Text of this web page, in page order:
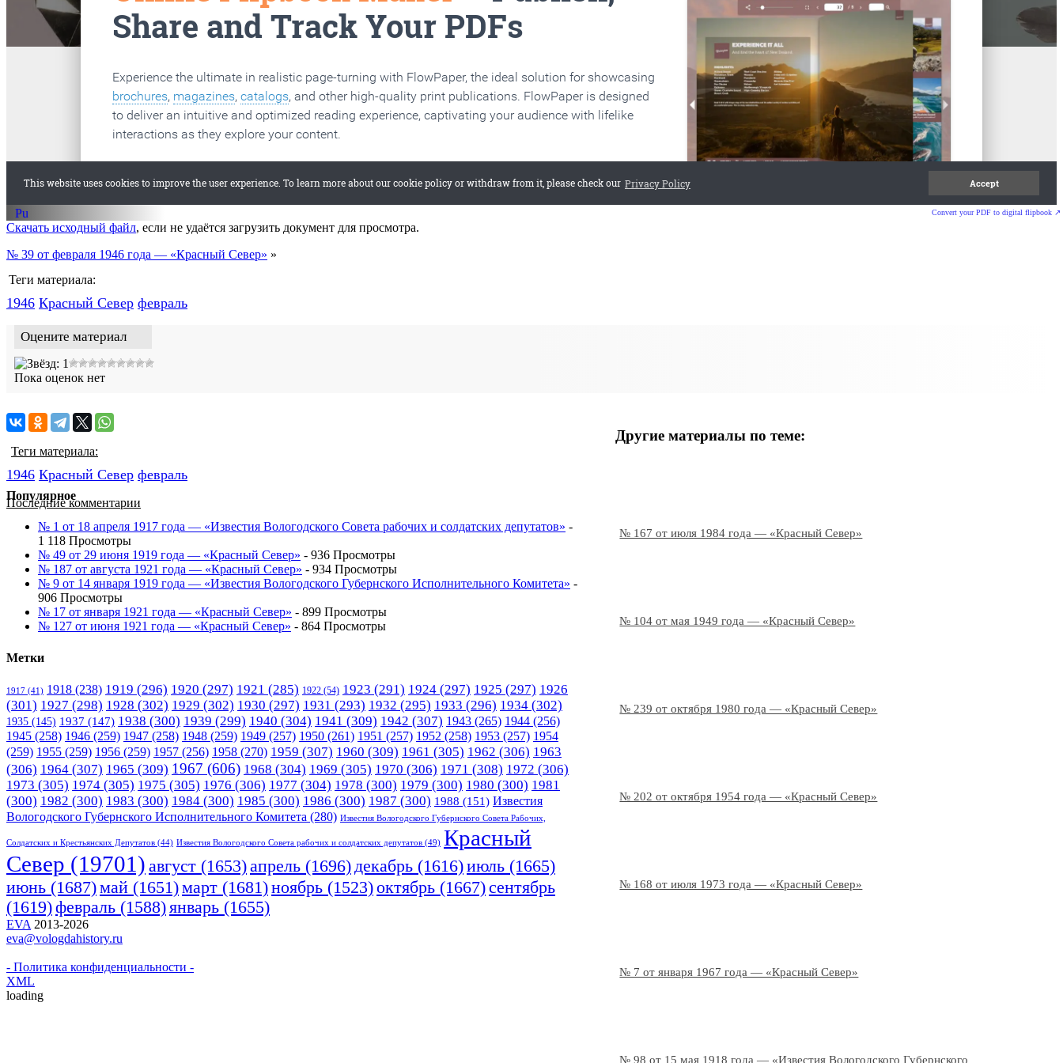
Вологда старые газеты
Convert your PDF to digital flipbook ↗
Скачать исходный файл, если не удаётся загрузить документ для просмотра.
№ 39 от февраля 1946 года — «Красный Север» »
Теги материала:
1946 Красный Cевер февраль
Оцените материал
Пока оценок нет
Другие материалы по теме:
№ 167 от июля 1984 года — «Красный Север»
№ 104 от мая 1949 года — «Красный Север»
№ 239 от октября 1980 года — «Красный Север»
№ 202 от октября 1954 года — «Красный Север»
№ 168 от июля 1973 года — «Красный Север»
№ 7 от января 1967 года — «Красный Север»
№ 98 от 15 мая 1918 года — «Известия Вологодского Губернского
Теги материала:
1946 Красный Cевер февраль
Последние комментарии
Популярное
№ 1 от 18 апреля 1917 года — «Известия Вологодского Совета рабочих и солдатских депутатов» -
1 118 Просмотры
№ 49 от 29 июня 1919 года — «Красный Север» - 936 Просмотры
№ 187 от августа 1921 года — «Красный Север» - 934 Просмотры
№ 9 от 14 января 1919 года — «Известия Вологодского Губернского Исполнительного Комитета» -
906 Просмотры
№ 17 от января 1921 года — «Красный Север» - 899 Просмотры
№ 127 от июня 1921 года — «Красный Север» - 864 Просмотры
Метки
1917 (41) 1918 (238) 1919 (296) 1920 (297) 1921 (285) 1922 (54) 1923 (291) 1924 (297) 1925 (297) 1926
(301) 1927 (298) 1928 (302) 1929 (302) 1930 (297) 1931 (293) 1932 (295) 1933 (296) 1934 (302)
1935 (145) 1937 (147) 1938 (300) 1939 (299) 1940 (304) 1941 (309) 1942 (307) 1943 (265) 1944 (256)
1945 (258) 1946 (259) 1947 (258) 1948 (259) 1949 (257) 1950 (261) 1951 (257) 1952 (258) 1953 (257) 1954
(259) 1955 (259) 1956 (259) 1957 (256) 1958 (270) 1959 (307) 1960 (309) 1961 (305) 1962 (306) 1963
(306) 1964 (307) 1965 (309) 1967 (606) 1968 (304) 1969 (305) 1970 (306) 1971 (308) 1972 (306)
1973 (305) 1974 (305) 1975 (305) 1976 (306) 1977 (304) 1978 (300) 1979 (300) 1980 (300) 1981
(300) 1982 (300) 1983 (300) 1984 (300) 1985 (300) 1986 (300) 1987 (300) 1988 (151) Известия
Вологодского Губернского Исполнительного Комитета (280) Известия Вологодского Губернского Совета Рабочих,
Солдатских и Крестьянских Депутатов (44) Известия Вологодского Совета рабочих и солдатских депутатов (49) Красный
Cевер (19701) август (1653)апрель (1696)декабрь (1616)июль (1665)
июнь (1687)май (1651)март (1681)ноябрь (1523)октябрь (1667)сентябрь
(1619)февраль (1588)январь (1655)
EVA 2013-2026
eva@vologdahistory.ru
- Политика конфиденциальности -
XML
loading